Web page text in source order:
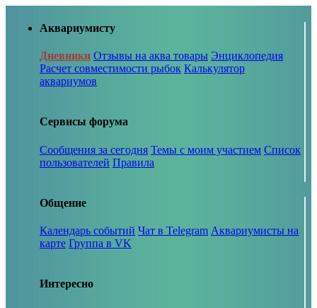
Аквариумисту
Дневники Отзывы на аква товары Энциклопедия
Расчет совместимости рыбок Калькулятор
аквариумов
Сервисы форума
Сообщения за сегодня Темы с моим участием Список
пользователей Правила
Общение
Календарь событий Чат в Telegram Аквариумисты на
карте Группа в VK
Интересно